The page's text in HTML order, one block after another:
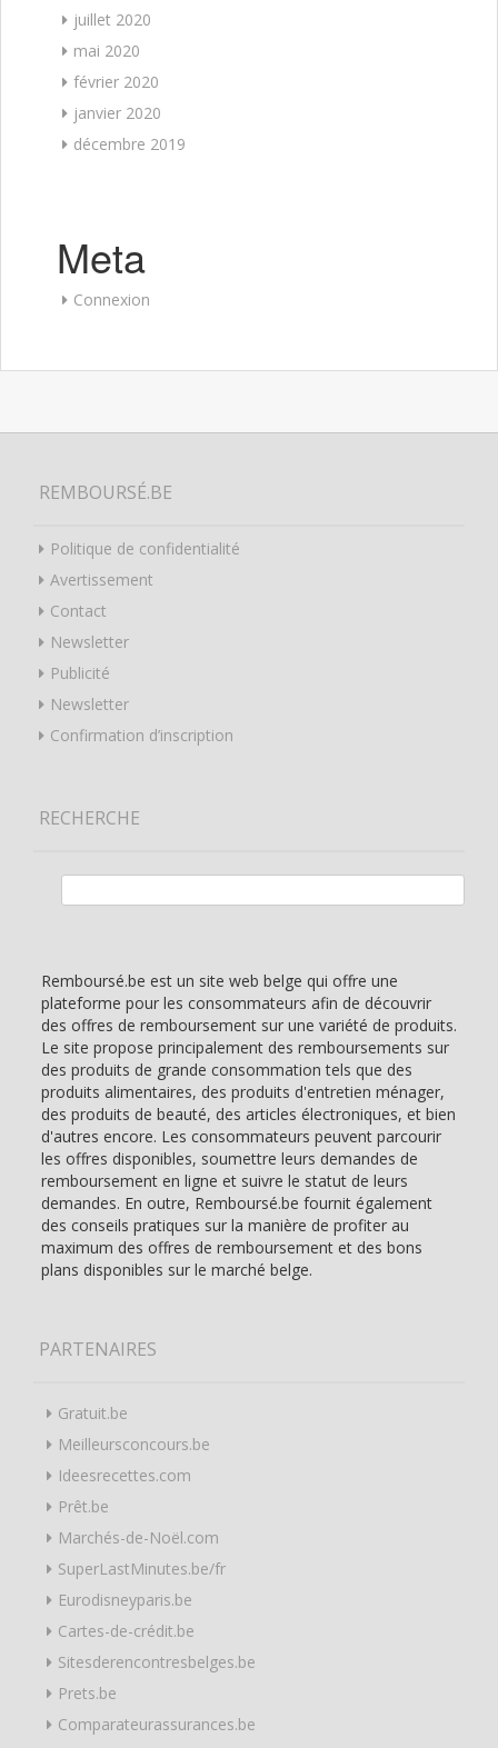
juillet 2020
mai 2020
février 2020
janvier 2020
décembre 2019
Meta
Connexion
REMBOURSÉ.BE
Politique de confidentialité
Avertissement
Contact
Newsletter
Publicité
Newsletter
Confirmation d’inscription
RECHERCHE
Remboursé.be est un site web belge qui offre une
plateforme pour les consommateurs afin de découvrir
des offres de remboursement sur une variété de produits.
Le site propose principalement des remboursements sur
des produits de grande consommation tels que des
produits alimentaires, des produits d'entretien ménager,
des produits de beauté, des articles électroniques, et bien
d'autres encore. Les consommateurs peuvent parcourir
les offres disponibles, soumettre leurs demandes de
remboursement en ligne et suivre le statut de leurs
demandes. En outre, Remboursé.be fournit également
des conseils pratiques sur la manière de profiter au
maximum des offres de remboursement et des bons
plans disponibles sur le marché belge.
PARTENAIRES
Gratuit.be
Meilleursconcours.be
Ideesrecettes.com
Prêt.be
Marchés-de-Noël.com
SuperLastMinutes.be/fr
Eurodisneyparis.be
Cartes-de-crédit.be
Sitesderencontresbelges.be
Prets.be
Comparateurassurances.be